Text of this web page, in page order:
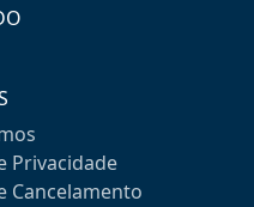
Privacidade
Cancelamento